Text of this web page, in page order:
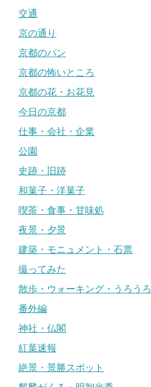
交通
京の通り
京都のパン
京都の怖いところ
京都の花・お花見
今日の京都
仕事・会社・企業
公園
史跡・旧跡
和菓子・洋菓子
喫茶・食事・甘味処
夜景・夕景
建築・モニュメント・石票
撮ってみた
散歩・ウォーキング・うろうろ
番外編
神社・仏閣
紅葉速報
絶景・景勝スポット